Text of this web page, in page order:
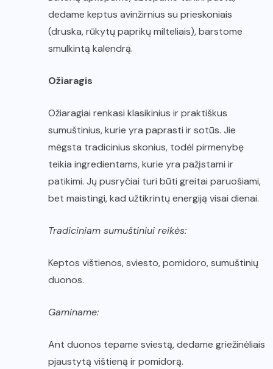
dedame keptus avinžirnius su prieskoniais
(druska, rūkytų paprikų milteliais), barstome
smulkintą kalendrą.
Ožiaragis
Ožiaragiai renkasi klasikinius ir praktiškus
sumuštinius, kurie yra paprasti ir sotūs. Jie
mėgsta tradicinius skonius, todėl pirmenybę
teikia ingredientams, kurie yra pažįstami ir
patikimi. Jų pusryčiai turi būti greitai paruošiami,
bet maistingi, kad užtikrintų energiją visai dienai.
Tradiciniam sumuštiniui reikės:
Keptos vištienos, sviesto, pomidoro, sumuštinių
duonos.
Gaminame:
Ant duonos tepame sviestą, dedame griežinėliais
pjaustytą vištieną ir pomidorą.